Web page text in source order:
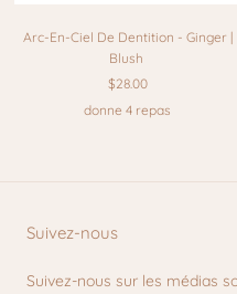
Arc-En-Ciel De Dentition - Ginger |
Blush
$28.00
donne 4 repas
Suivez-nous
Suivez-nous sur les médias